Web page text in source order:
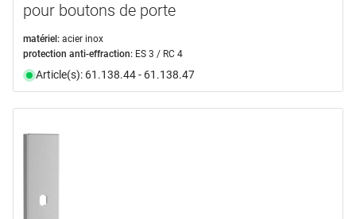
pour boutons de porte
matériel: acier inox
protection anti-effraction: ES 3 / RC 4
Article(s): 61.138.44 - 61.138.47